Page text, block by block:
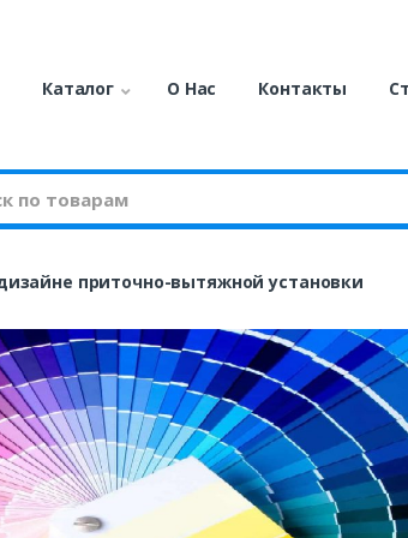
Каталог О Нас Контакты
приточно-вытяжной установки